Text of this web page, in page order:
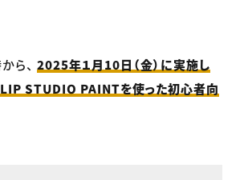
ら、 2025年１月10日（金）に実施し
STUDIO PAINTを使った初心者向